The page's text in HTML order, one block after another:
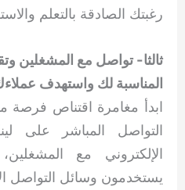
رغبتك الصادقة بالتعلم
ثالثا- تواصل مع المشغلين
المناسبة لك واستهدف
ابدأ مغامرة اقتناص
التواصل المباشر على
يستخدمون وسائل التواصل